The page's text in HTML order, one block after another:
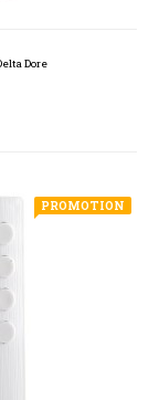
Dore
PROMOTION